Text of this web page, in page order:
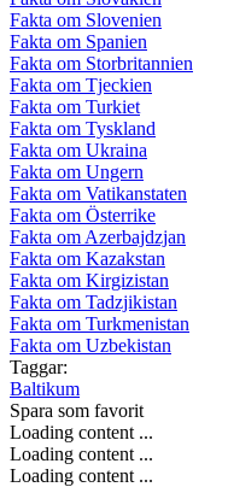
Fakta om Slovenien
Fakta om Spanien
Fakta om Storbritannien
Fakta om Tjeckien
Fakta om Turkiet
Fakta om Tyskland
Fakta om Ukraina
Fakta om Ungern
Fakta om Vatikanstaten
Fakta om Österrike
Fakta om Azerbajdzjan
Fakta om Kazakstan
Fakta om Kirgizistan
Fakta om Tadzjikistan
Fakta om Turkmenistan
Fakta om Uzbekistan
Taggar:
Baltikum
Spara som favorit
Loading content ...
Loading content ...
Loading content ...